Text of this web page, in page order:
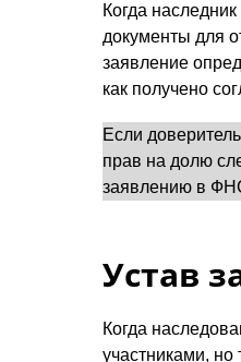
Когда
документы для
заявление
как получено
Если
прав на долю
заявлению в
Устав
Когда
участниками, но